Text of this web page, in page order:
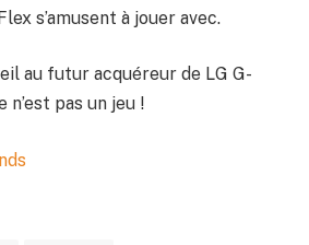
s’amusent à jouer avec.
au futur acquéreur de LG G-
n’est pas un jeu !